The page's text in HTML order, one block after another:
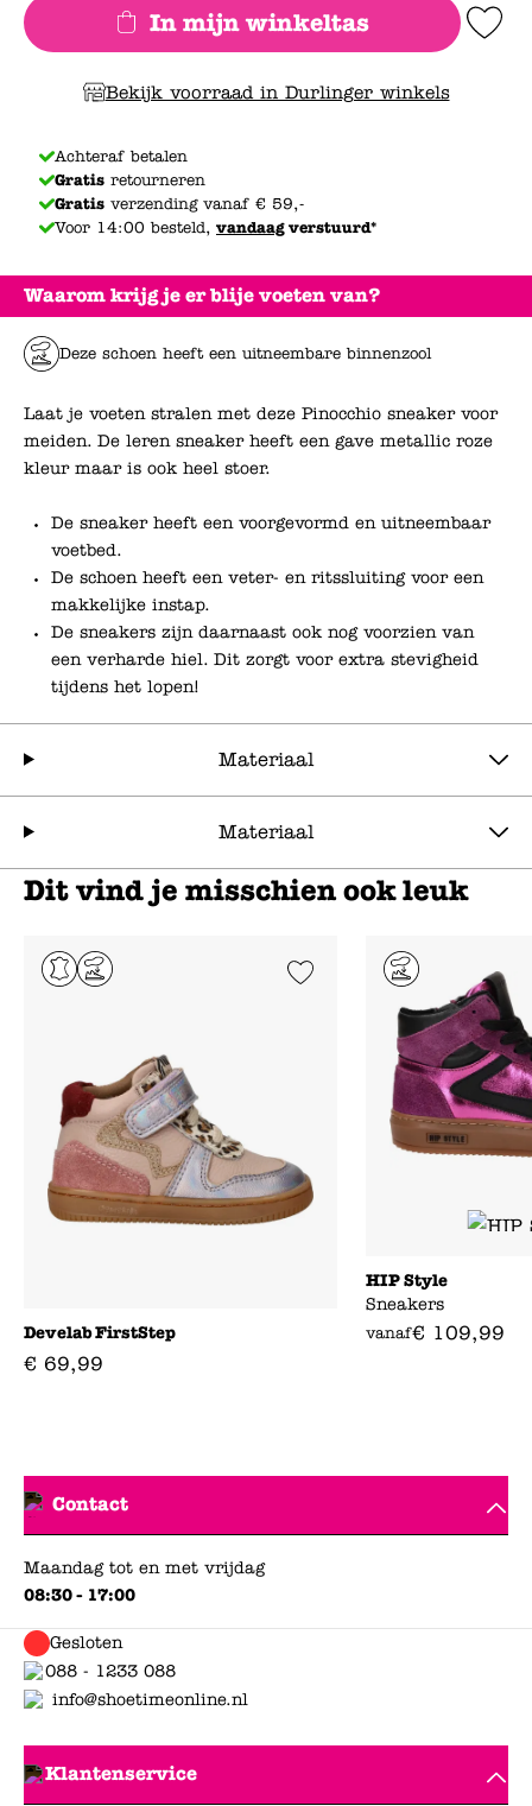
Waarom krijg je er blije voeten van?
Deze schoen heeft een uitneembare binnenzool
Laat je voeten stralen met deze Pinocchio sneaker voor
meiden. De leren sneaker heeft een gave metallic roze
kleur maar is ook heel stoer.
De sneaker heeft een voorgevormd en uitneembaar
voetbed.
De schoen heeft een veter- en ritssluiting voor een
makkelijke instap.
De sneakers zijn daarnaast ook nog voorzien van
een verharde hiel. Dit zorgt voor extra stevigheid
tijdens het lopen!
Materiaal
Materiaal
In mijn winkeltas Add to
Bekijk voorraad in Durlinger winkels
Achteraf betalen
Gratis retourneren
Gratis verzending vanaf € 59,-
Voor 14:00 besteld, vandaagverstuurd*
Dit vind je misschien ook leuk
Add to Wishlist
Develab FirstStep
€ 69,99
HIP Style
Sneakers
vanaf€ 109,99
Contact
Maandag tot en met vrijdag
08:30 - 17:00
Gesloten
088 - 1233 088
info@shoetimeonline.nl
Klantenservice